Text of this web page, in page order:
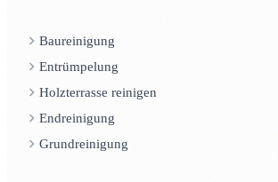
Baureinigung
Entrümpelung
Holzterrasse reinigen
Endreinigung
Grundreinigung